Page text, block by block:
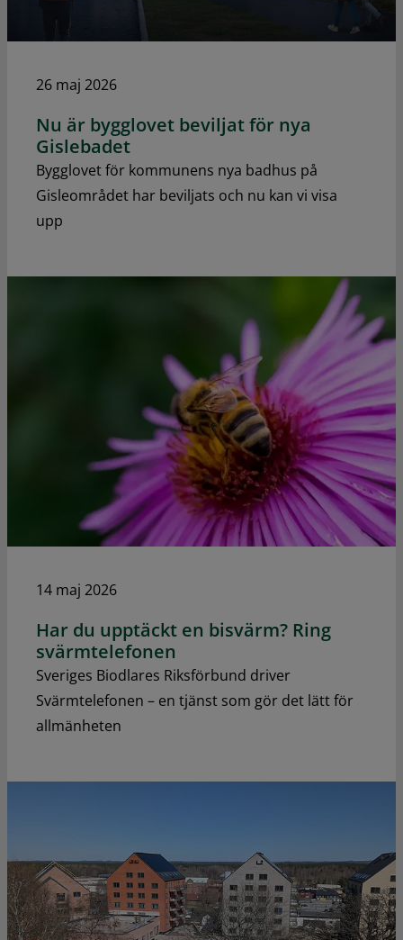
26 maj 2026
Nu är bygglovet beviljat för nya
Gislebadet
Bygglovet för kommunens nya badhus på
Gisleområdet har beviljats och nu kan vi visa
upp
14 maj 2026
Har du upptäckt en bisvärm? Ring
svärmtelefonen
Sveriges Biodlares Riksförbund driver
Svärmtelefonen – en tjänst som gör det lätt för
allmänheten